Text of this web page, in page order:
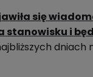
się
stanowisku i
dniach